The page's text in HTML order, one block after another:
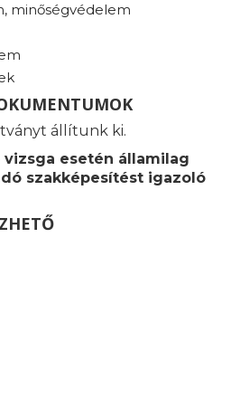
minőségvédelem
állítunk ki.
esetén államilag
szakképesítést igazoló